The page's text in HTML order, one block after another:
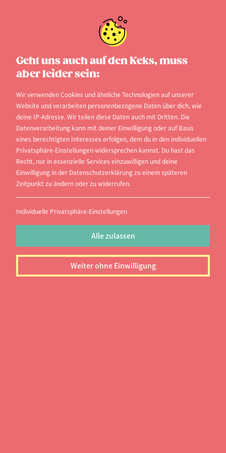
Geht uns auch auf den Keks, muss
aber leider sein:
Wir verwenden Cookies und ähnliche Technologien auf unserer
Website und verarbeiten personenbezogene Daten über dich, wie
deine IP-Adresse. Wir teilen diese Daten auch mit Dritten. Die
Datenverarbeitung kann mit deiner Einwilligung oder auf Basis
eines berechtigten Interesses erfolgen, dem du in den individuellen
Privatsphäre-Einstellungen widersprechen kannst. Du hast das
Recht, nur in essenzielle Services einzuwilligen und deine
Einwilligung in der Datenschutzerklärung zu einem späteren
Zeitpunkt zu ändern oder zu widerrufen.
Individuelle Privatsphäre-Einstellungen
Alle zulassen
Weiter ohne Einwilligung
Vorstellungsgespräch
Ihr habt eine Einladung zu einem
Vorstellungsgespräch erhalten? Herzlichen
Glückwunsch! Ihr könnt euch zum erlesenen Kreis
von lediglich 5 Prozent aller Bewerber zählen,
denen diese Ehre zuteil wird.
Die größte Hürde ist genommen, man hat den
berühmten Fuß in der Tür und kann seine Stärken
präsentieren. Aber was entscheidet über Erfolg und
Misserfolg? Welche Strategien führen zum
begehrten Job und welche Schwachstellen
bewirken das Gegenteil?
Vorbereitung
Kleidung